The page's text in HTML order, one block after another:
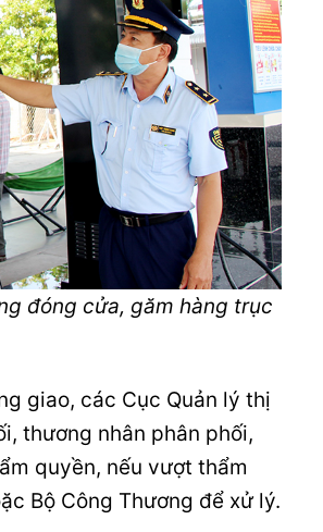
đóng cửa, găm hàng trục
giao, các Cục Quản lý thị
thương nhân phân phối,
quyền, nếu vượt thẩm
Bộ Công Thương để xử lý.